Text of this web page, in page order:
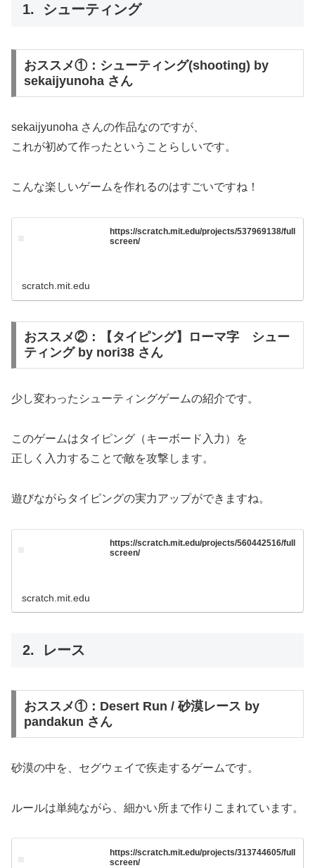
シューティング
おススメ①：シューティング(shooting) by
sekaijyunoha さん
sekaijyunoha さんの作品なのですが、
これが初めて作ったということらしいです。
こんな楽しいゲームを作れるのはすごいですね！
https://scratch.mit.edu/projects/537969138/full
screen/
scratch.mit.edu
おススメ②：【タイピング】ローマ字 シュー
ティング by nori38 さん
少し変わったシューティングゲームの紹介です。
このゲームはタイピング（キーボード入力）を
正しく入力することで敵を攻撃します。
遊びながらタイピングの実力アップができますね。
https://scratch.mit.edu/projects/560442516/full
screen/
scratch.mit.edu
レース
おススメ①：Desert Run / 砂漠レース by
pandakun さん
砂漠の中を、セグウェイで疾走するゲームです。
ルールは単純ながら、細かい所まで作りこまれています。
https://scratch.mit.edu/projects/313744605/full
screen/